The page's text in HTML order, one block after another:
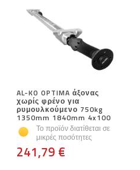
AL-KO OPTIMA άξονας
χωρίς φρένο για
ρυμουλκούμενο 750kg
1350mm 1840mm 4x100
Το προϊόν διατίθεται σε
μικρές ποσότητες
241,79 €